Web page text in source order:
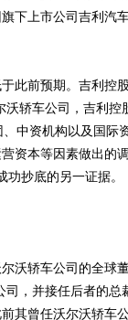
下上市公司吉利汽
前预期。吉利控
轿车公司，吉利
中资机构以及国际
资本等因素做出的
抄底的另一证据。
轿车公司的全球
，并接任后者的总
其曾任沃尔沃轿车